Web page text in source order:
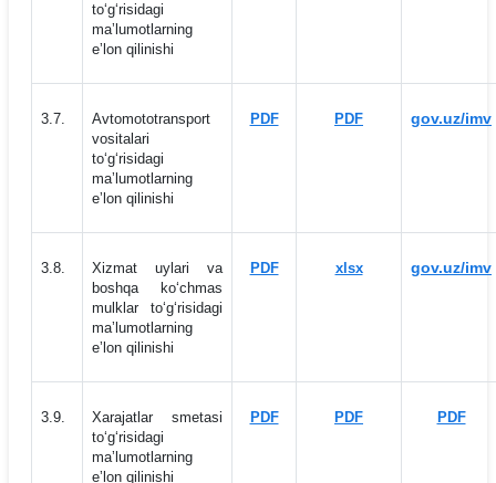
to‘g‘risidagi
maʼlumotlarning
eʼlon qilinishi
3.7.
Avtomototransport
vositalari
to‘g‘risidagi
maʼlumotlarning
eʼlon qilinishi
PDF PDF gov.uz/imv
3.8.
Xizmat uylari va
boshqa ko‘chmas
mulklar to‘g‘risidagi
maʼlumotlarning
eʼlon qilinishi
PDF xlsx gov.uz/imv
3.9.
Xarajatlar smetasi
to‘g‘risidagi
maʼlumotlarning
eʼlon qilinishi
PDF PDF PDF